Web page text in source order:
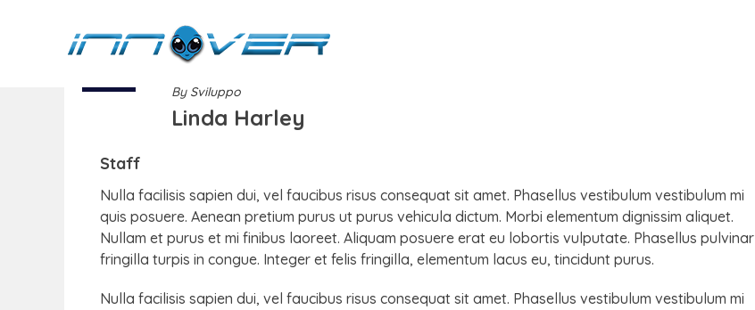
02
By Sviluppo
Linda Harley
Staff
Nulla facilisis sapien dui, vel faucibus risus consequat sit amet. Phasellus vestibulum vestibulum mi
quis posuere. Aenean pretium purus ut purus vehicula dictum. Morbi elementum dignissim aliquet.
Nullam et purus et mi finibus laoreet. Aliquam posuere erat eu lobortis vulputate. Phasellus pulvinar
fringilla turpis in congue. Integer et felis fringilla, elementum lacus eu, tincidunt purus.
Nulla facilisis sapien dui, vel faucibus risus consequat sit amet. Phasellus vestibulum vestibulum mi